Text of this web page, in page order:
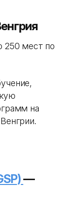
250 мест по
на
—